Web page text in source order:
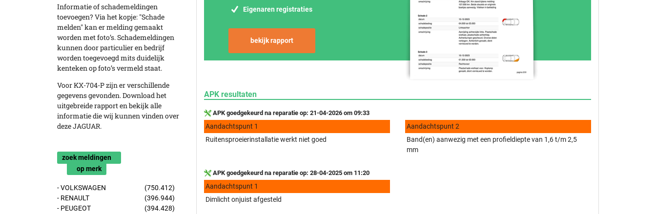
Informatie of schademeldingen
toevoegen? Via het kopje: "Schade
melden" kan er melding gemaakt
worden met foto’s. Schademeldingen
kunnen door particulier en bedrijf
worden toegevoegd mits duidelijk
kenteken op foto’s vermeld staat.
Voor KX-704-P zijn er verschillende
gegevens gevonden. Download het
uitgebreide rapport en bekijk alle
informatie die wij kunnen vinden over
deze JAGUAR.
zoek meldingen
op merk
- VOLKSWAGEN
(750.412)
- RENAULT
(396.944)
- PEUGEOT
(394.428)
Eigenaren registraties
bekijk rapport
APK resultaten
APK goedgekeurd na reparatie op: 21-04-2026 om 09:33
Aandachtspunt 1
Ruitensproeierinstallatie werkt niet goed
Aandachtspunt 2
Band(en) aanwezig met een profieldiepte van 1,6 t/m 2,5
mm
APK goedgekeurd na reparatie op: 28-04-2025 om 11:20
Aandachtspunt 1
Dimlicht onjuist afgesteld